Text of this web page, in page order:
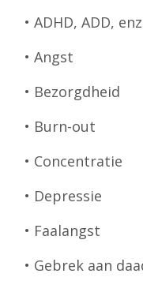
• ADHD, ADD,
• Angst
• Bezorgdheid
• Burn-out
• Concentratie
• Depressie
• Faalangst
• Gebrek aan